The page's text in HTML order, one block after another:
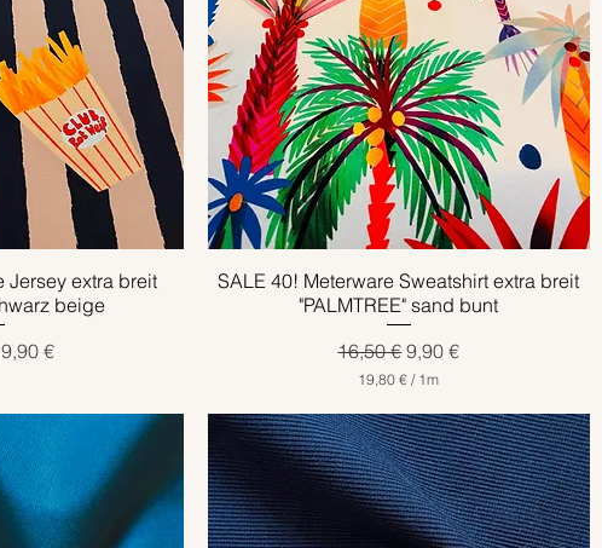
Jersey extra breit
beige
Sale-Preis
9,90 €
Schnellansicht
SALE 40! Meterware Sweatshirt extra breit
"PALMTREE" sand bunt
Standardpreis
16,50 €Sale-Preis
9,90 €
19,80 € / 1m
9
,
8
0
€
p